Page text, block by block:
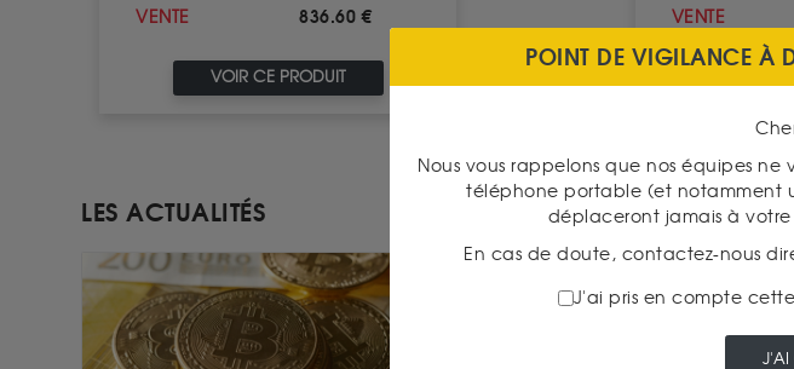
VENTE 836.60 €
VOIR CE PRODUIT
VENTE
LES ACTUALITÉS
POINT DE VIGILANCE À
Nous vous rappelons que nos équipes
téléphone portable (et notamment
déplaceront jamais à
En cas de doute, contactez-nous
J'ai pris en compte
J'AI